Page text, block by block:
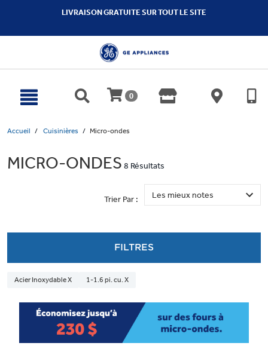
LIVRAISON GRATUITE SUR TOUT LE SITE
0
Accueil Cuisinières Micro-ondes
MICRO-ONDES 8 Résultats
Trier Par :
FILTRES
Acier Inoxydable X 1-1.6 pi. cu. X